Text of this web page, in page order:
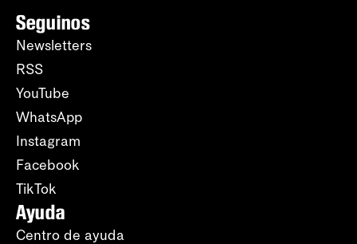
Seguinos
Newsletters
RSS
YouTube
WhatsApp
Instagram
Facebook
TikTok
Ayuda
Centro de ayuda